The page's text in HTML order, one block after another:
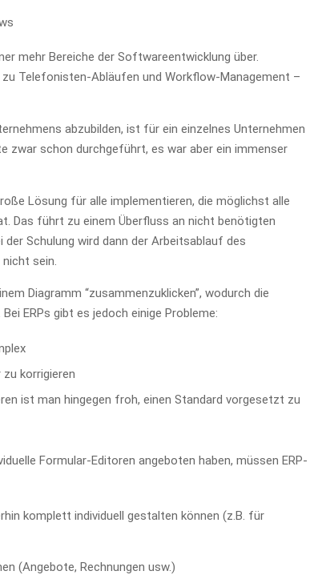
mehr Bereiche der Softwareentwicklung über.
Telefonisten-Abläufen und Workflow-Management –
abzubilden, ist für ein einzelnes Unternehmen
zwar schon durchgeführt, es war aber ein immenser
Lösung für alle implementieren, die möglichst alle
Das führt zu einem Überfluss an nicht benötigten
Schulung wird dann der Arbeitsablauf des
sein.
Diagramm “zusammenzuklicken”, wodurch die
ERPs gibt es jedoch einige Probleme:
korrigieren
ist man hingegen froh, einen Standard vorgesetzt zu
Formular-Editoren angeboten haben, müssen ERP-
komplett individuell gestalten können (z.B. für
(Angebote, Rechnungen usw.)